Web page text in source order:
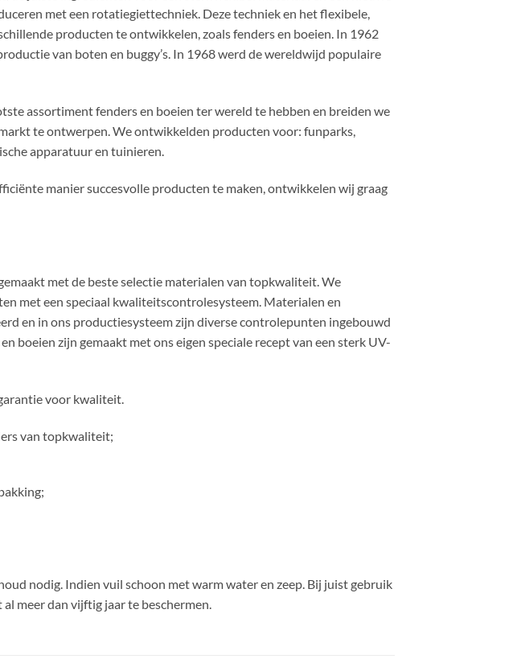
met een rotatiegiettechniek. Deze techniek en het flexibele,
producten te ontwikkelen, zoals fenders en boeien. In 1962
van boten en buggy’s. In 1968 werd de wereldwijd populaire
assortiment fenders en boeien ter wereld te hebben en breiden we
te ontwerpen. We ontwikkelden producten voor: funparks,
apparatuur en tuinieren.
manier succesvolle producten te maken, ontwikkelen wij graag
met de beste selectie materialen van topkwaliteit. We
met een speciaal kwaliteitscontrolesysteem. Materialen en
en in ons productiesysteem zijn diverse controlepunten ingebouwd
boeien zijn gemaakt met ons eigen speciale recept van een sterk UV-
voor kwaliteit.
van topkwaliteit;
nodig. Indien vuil schoon met warm water en zeep. Bij juist gebruik
meer dan vijftig jaar te beschermen.